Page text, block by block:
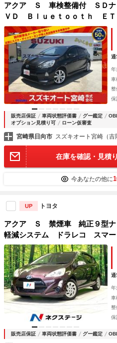
アクア Ｓ 車検整備付 ＳＤナ
ＶＤ Ｂｌｕｅｔｏｏｔｈ Ｅ
タート スマートキー オート
イドリング付 鑑定済車 故障診
通
年
車
整
保
販売店保証 車両状態評価書 グー鑑定
オプション見積り可
ローン仮審査
宮崎県日向市 スズキオート宮崎（吉
在庫を確認・見積
今あなたの他に
UP トヨタ
アクア Ｓ 禁煙車 純正９型
軽減システム ドラレコ スマ
ト オートエアコン Ｂｌｕｅ
生 フルセグ オートマチックハ
通
年
車
整
保
販売店保証 車両状態評価書 グー鑑定